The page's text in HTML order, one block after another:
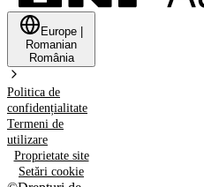
Europe
Romanian
România
Politica de
confidențialitate
Termeni de
utilizare
Proprietate site
Setări cookie